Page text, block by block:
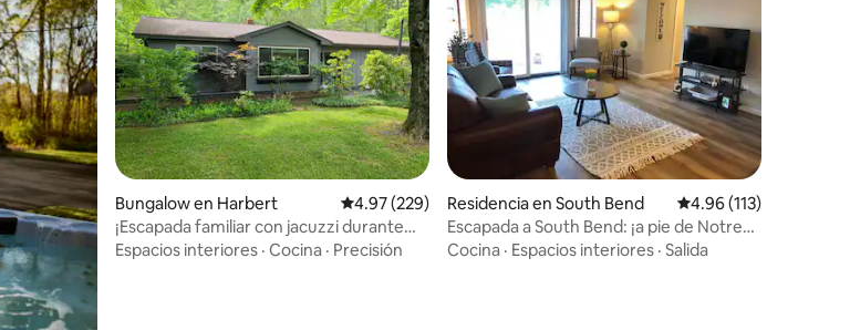
Bungalow en Harbert Calificación promedio: 4.97 de 5; 229 evaluaciones
4.97 (229)
¡Escapada familiar con jacuzzi durante
todo el año!
Espacios interiores · Cocina · Precisión
Residencia en South Bend Calificación promedio:
4.96 (113)
Escapada a South Bend: ¡a pie de Notre
Dame!
Cocina · Espacios interiores · Salida